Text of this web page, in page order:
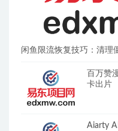
闲鱼限流恢复技巧：清理
百万赞
卡出片
Aiarty